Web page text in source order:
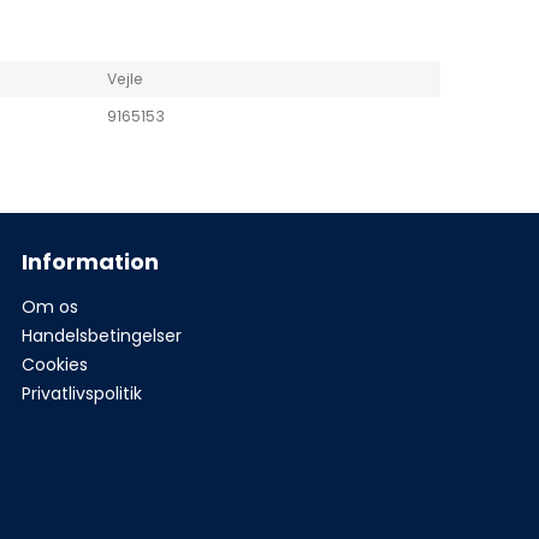
Vejle
9165153
Information
Om os
Handelsbetingelser
Cookies
Privatlivspolitik